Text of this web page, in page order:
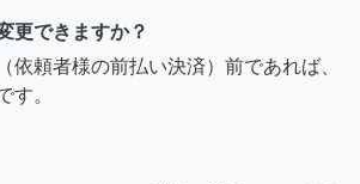
更できますか？
依頼者様の前払い決済）前であれば、
す。